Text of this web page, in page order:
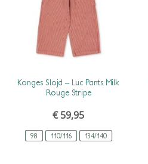
98 110/116 134/140
Konges Slojd – Luc Pants Milk
Rouge Stripe
€59,95